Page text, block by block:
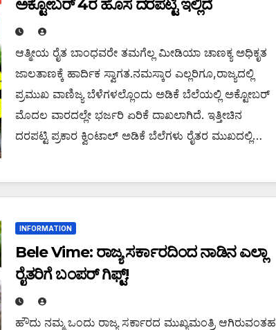
ಅಕ್ಟೋಬರ್ 4ರ ಹೊಸ ದರಪಟ್ಟಿ ಇಲ್ಲಿದೆ
ಆತ್ಮೀಯ ರೈತ ಬಾಂಧವರೇ ತಮಗೆಲ್ಲ ಮೀಡಿಯಾ ಚಾಣಕ್ಯ ಅಧಿಕೃತ
ಜಾಲತಾಣಕ್ಕೆ ಹಾರ್ದಿಕ ಸ್ವಾಗತ.ನಮಸ್ಕಾರ ಎಲ್ಲರಿಗೂ,ರಾಜ್ಯದಲ್ಲಿ
ಪ್ರಮುಖ ವಾಣಿಜ್ಯ ಬೆಳೆಗಳಲ್ಲೊಂದು ಅಡಿಕೆ ಬೆಲೆಯಲ್ಲಿ ಅಕ್ಟೋಬರ್
ಮೊದಲ ವಾರದಲ್ಲೇ ಭರ್ಜರಿ ಏರಿಕೆ ದಾಖಲಾಗಿದೆ. ಇತ್ತೀಚಿನ
ದರಪಟ್ಟಿ ಪ್ರಕಾರ ಕ್ವಿಂಟಾಲ್ ಅಡಿಕೆ ಬೆಲೆಗಳು ರೈತರ ಮುಖದಲ್ಲಿ…
INFORMATION
Bele Vime: ರಾಜ್ಯ ಸರ್ಕಾರದಿಂದ ನಾಡಿನ ಎಲ್ಲಾ
ರೈತರಿಗೆ ಬಂಪರ್ ಗಿಫ್ಟ್!
ಹೌದು ನಮ್ಮ ಒಂದು ರಾಜ್ಯ ಸರ್ಕಾರದ ಮುಖ್ಯಮಂತ್ರಿ ಆಗಿರುವಂತಹ